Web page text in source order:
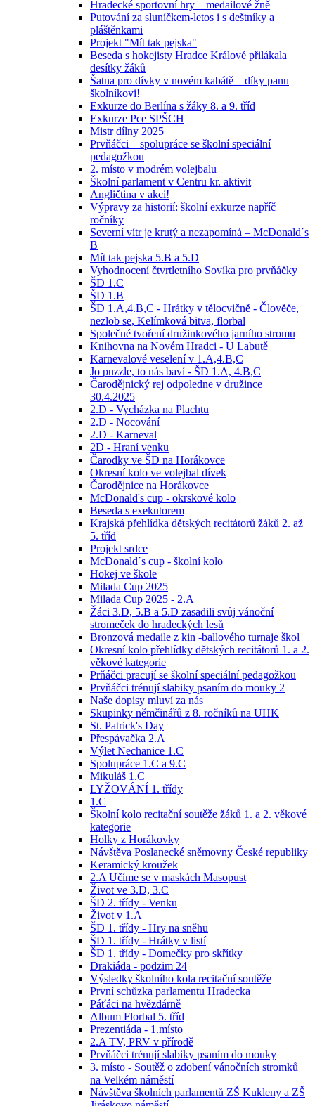
Hradecké sportovní hry – medailové žně
Putování za sluníčkem-letos i s deštníky a
pláštěnkami
Projekt "Mít tak pejska"
Beseda s hokejisty Hradce Králové přilákala
desítky žáků
Šatna pro dívky v novém kabátě – díky panu
školníkovi!
Exkurze do Berlína s žáky 8. a 9. tříd
Exkurze Pce SPŠCH
Mistr dílny 2025
Prvňáčci – spolupráce se školní speciální
pedagožkou
2. místo v modrém volejbalu
Školní parlament v Centru kr. aktivit
Angličtina v akci!
Výpravy za historií: školní exkurze napříč
ročníky
Severní vítr je krutý a nezapomíná – McDonald´s
B
Mít tak pejska 5.B a 5.D
Vyhodnocení čtvrtletního Sovíka pro prvňáčky
ŠD 1.C
ŠD 1.B
ŠD 1.A,4.B,C - Hrátky v tělocvičně - Člověče,
nezlob se, Kelímková bitva, florbal
Společné tvoření družinkového jarního stromu
Knihovna na Novém Hradci - U Labutě
Karnevalové veselení v 1.A,4.B,C
Jo puzzle, to nás baví - ŠD 1.A, 4.B,C
Čarodějnický rej odpoledne v družince
30.4.2025
2.D - Vycházka na Plachtu
2.D - Nocování
2.D - Karneval
2D - Hraní venku
Čarodky ve ŠD na Horákovce
Okresní kolo ve volejbal dívek
Čarodějnice na Horákovce
McDonald's cup - okrskové kolo
Beseda s exekutorem
Krajská přehlídka dětských recitátorů žáků 2. až
5. tříd
Projekt srdce
McDonald´s cup - školní kolo
Hokej ve škole
Milada Cup 2025
Milada Cup 2025 - 2.A
Žáci 3.D, 5.B a 5.D zasadili svůj vánoční
stromeček do hradeckých lesů
Bronzová medaile z kin -ballového turnaje škol
Okresní kolo přehlídky dětských recitátorů 1. a 2.
věkové kategorie
Prňáčci pracují se školní speciální pedagožkou
Prvňáčci trénují slabiky psaním do mouky 2
Naše dopisy mluví za nás
Skupinky němčinářů z 8. ročníků na UHK
St. Patrick's Day
Přespávačka 2.A
Výlet Nechanice 1.C
Spolupráce 1.C a 9.C
Mikuláš 1.C
LYŽOVÁNÍ 1. třídy
1.C
Školní kolo recitační soutěže žáků 1. a 2. věkové
kategorie
Holky z Horákovky
Návštěva Poslanecké sněmovny České republiky
Keramický kroužek
2.A Učíme se v maskách Masopust
Život ve 3.D, 3.C
ŠD 2. třídy - Venku
Život v 1.A
ŠD 1. třídy - Hry na sněhu
ŠD 1. třídy - Hrátky v listí
ŠD 1. třídy - Domečky pro skřítky
Drakiáda - podzim 24
Výsledky školního kola recitační soutěže
První schůzka parlamentu Hradecka
Páťáci na hvězdárně
Album Florbal 5. tříd
Prezentiáda - 1.místo
2.A TV, PRV v přírodě
Prvňáčci trénují slabiky psaním do mouky
3. místo - Soutěž o zdobení vánočních stromků
na Velkém náměstí
Návštěva školních parlamentů ZŠ Kukleny a ZŠ